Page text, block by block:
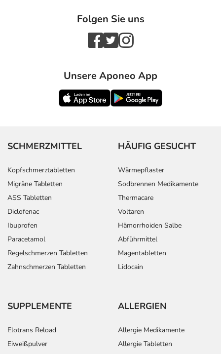
Folgen Sie uns
Unsere Aponeo App
SCHMERZMITTEL
Kopfschmerztabletten
Migräne Tabletten
ASS Tabletten
Diclofenac
Ibuprofen
Paracetamol
Regelschmerzen Tabletten
Zahnschmerzen Tabletten
HÄUFIG GESUCHT
Wärmepflaster
Sodbrennen Medikamente
Thermacare
Voltaren
Hämorrhoiden Salbe
Abführmittel
Magentabletten
Lidocain
SUPPLEMENTE
Elotrans Reload
Eiweißpulver
ALLERGIEN
Allergie Medikamente
Allergie Tabletten